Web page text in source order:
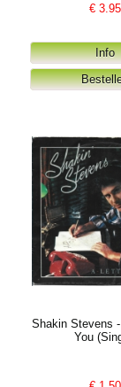
€3.95
Shakin Stevens
You